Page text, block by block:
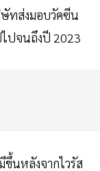
ทส่งมอบวัคซีน
ปจนถึงปี 2023
ขึ้นหลังจากไวรัส